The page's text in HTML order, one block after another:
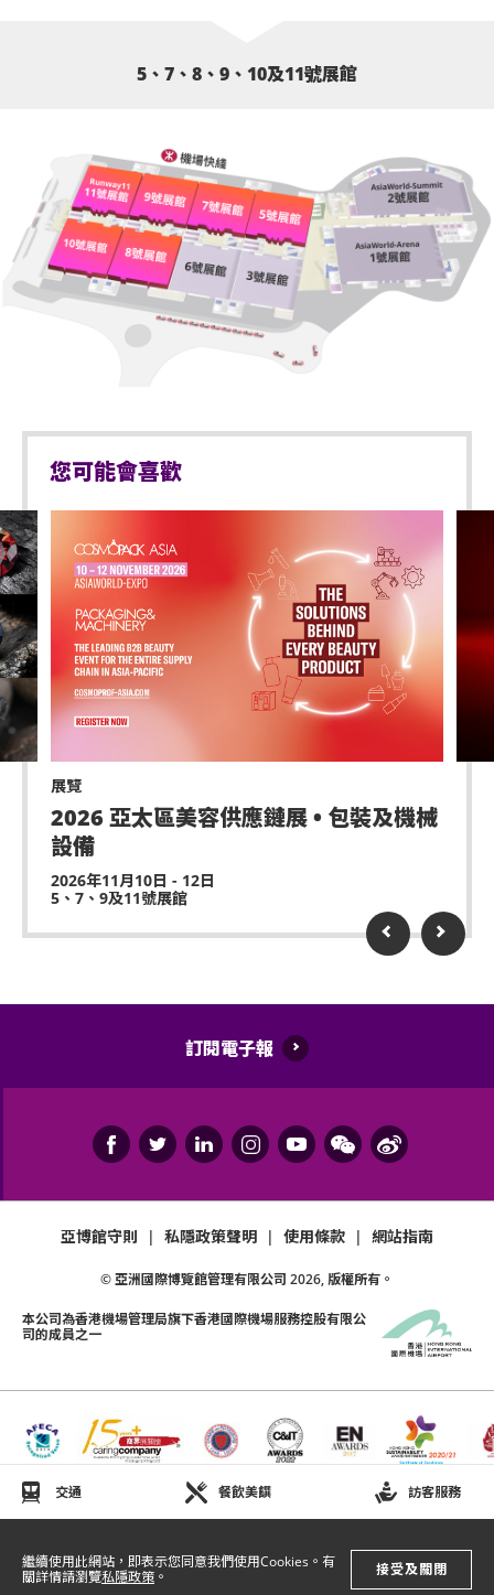
繼續使用此網站，即表示您同意我們使用Cookies。有
關詳情請瀏覽私隱政策 。 接受及關閉
交通 餐飲美饌 訪客服務
5、7、8、9、10及11號展館
您可能會喜歡
展覽
2026 亞太區美容供應鏈展 • 包裝及機械
設備
2026年11月10日 - 12日
5、7、9及11號展館
訂閱電子報
亞博館守則 | 私隱政策聲明 | 使用條款 | 網站指南
© 亞洲國際博覽館管理有限公司 2026, 版權所有。
本公司為香港機場管理局旗下香港國際機場服務控股有限公
司的成員之一